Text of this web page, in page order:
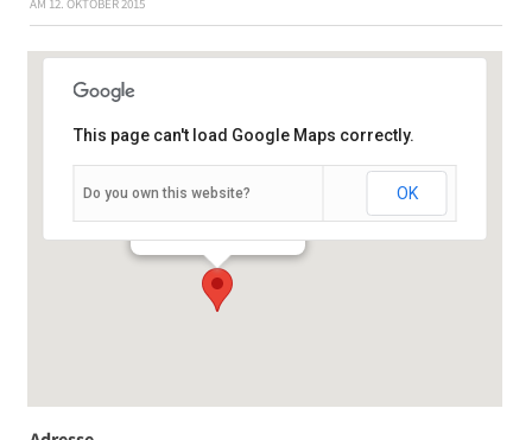
AM 12. OKTOBER 2015
Veranstaltungen
This page can't load Google Maps correctly.
Do you own this website? OK